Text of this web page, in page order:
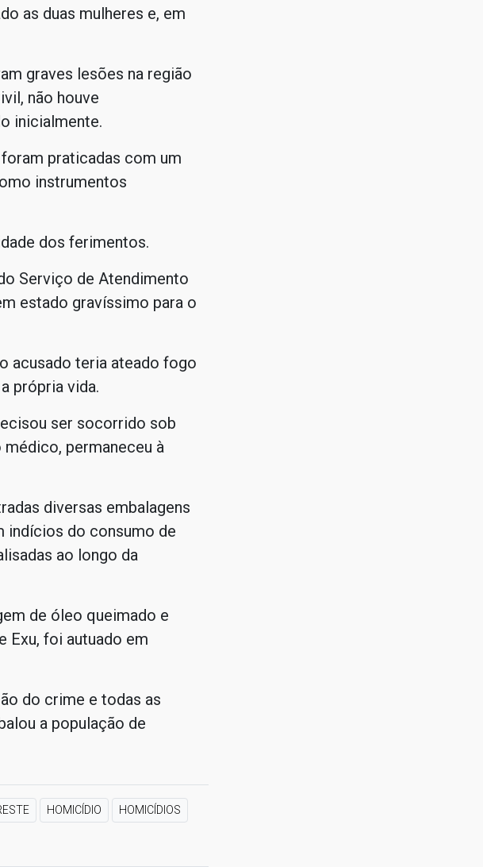
as duas mulheres e, em
graves lesões na região
não houve
inicialmente.
praticadas com um
instrumentos
dos ferimentos.
Serviço de Atendimento
estado gravíssimo para o
acusado teria ateado fogo
própria vida.
ser socorrido sob
permaneceu à
diversas embalagens
indícios do consumo de
ao longo da
de óleo queimado e
Exu, foi autuado em
do crime e todas as
a população de
HOMICÍDIO HOMICÍDIOS